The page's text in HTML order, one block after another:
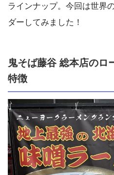
ラインナップ。今回は世界
ダーしてみました！
鬼そば藤谷 総本店のロ
特徴